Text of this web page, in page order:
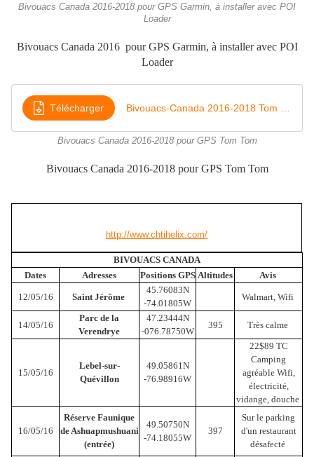
Bivouacs Canada 2016-2018 pour GPS Garmin, à installer avec POI
Loader
Bivouacs Canada 2016 pour GPS Garmin, à installer avec POI
Loader
Télécharger
Bivouacs Canada 2016-2018 pour GPS Tom Tom
Bivouacs Canada 2016-2018pour GPS Tom Tom
http://www.chtihelix.com/
BIVOUACS CANADA
Dates
Adresses Positions GPS Altitudes Avis
12/05/16 Saint Jérôme
45.76083N
-74.01805W
Walmart, Wifi
14/05/16
Parc de la
Verendrye
47.23444N
-076.78750W
395 Très calme
15/05/16
Lebel-sur-
Quévillon
49.05861N
-76.98916W
22$89 TC
Camping
agréable Wifi,
électricité,
vidange, douche
16/05/16
Réserve Faunique
de Ashuapmushuani
(entrée)
49.50750N
-74.18055W
397
Sur le parking
d'un restaurant
désafecté